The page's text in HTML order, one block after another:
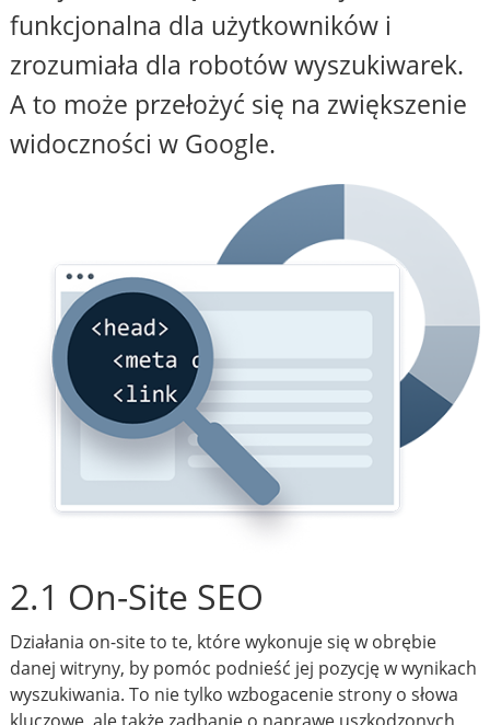
funkcjonalna dla użytkowników i
zrozumiała dla robotów wyszukiwarek.
A to może przełożyć się na zwiększenie
widoczności w Google.
2.1 On-Site SEO
Działania on-site to te, które wykonuje się w obrębie
danej witryny, by pomóc podnieść jej pozycję w wynikach
wyszukiwania. To nie tylko wzbogacenie strony o słowa
kluczowe, ale także zadbanie o naprawę uszkodzonych